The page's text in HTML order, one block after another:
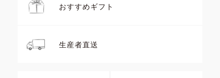
おすすめギフト
生産者直送